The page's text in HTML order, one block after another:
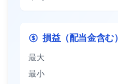
損益（配当金含む）
最大
最小